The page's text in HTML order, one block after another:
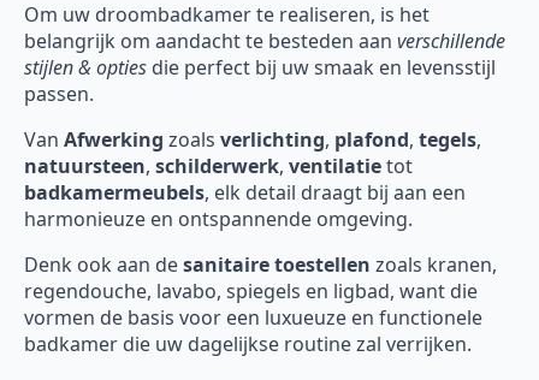
Om uw droombadkamer te realiseren, is het
belangrijk om aandacht te besteden aan verschillende
stijlen & opties die perfect bij uw smaak en levensstijl
passen.
Van Afwerking zoals verlichting, plafond, tegels,
natuursteen, schilderwerk, ventilatietot
badkamermeubels, elk detail draagt bij aan een
harmonieuze en ontspannende omgeving.
Denk ook aan desanitaire toestellen zoals kranen,
regendouche, lavabo, spiegels en ligbad, want die
vormen de basis voor een luxueuze en functionele
badkamer die uw dagelijkse routine zal verrijken.